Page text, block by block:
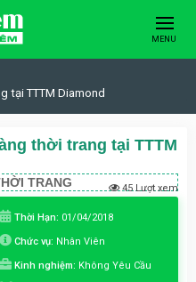
MENU
tại TTTM Diamond
thời trang tại TTTM
TRANG 45 Lượt xem
Thời Hạn: 01/04/2018
Chức vụ: Nhân Viên
Kinh nghiệm: Không Yêu Cầu